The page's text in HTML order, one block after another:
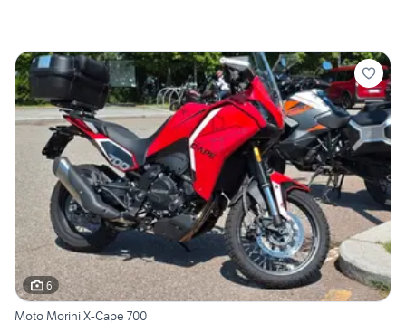
6
Moto Morini X-Cape 700